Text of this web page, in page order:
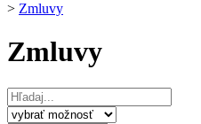
> Zmluvy
Zmluvy